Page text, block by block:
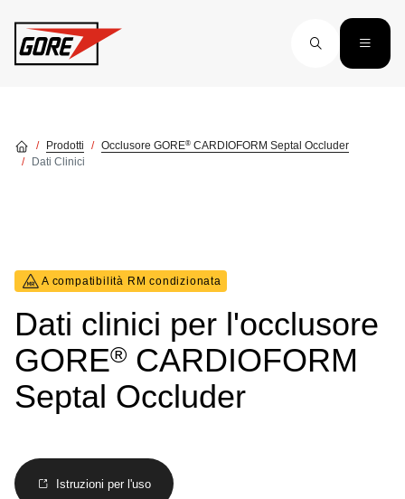
Prodotti Occlusore GORE® CARDIOFORM Septal Occluder
Dati Clinici
A compatibilità RM condizionata
Dati clinici per l'occlusore
GORE® CARDIOFORM
Septal Occluder
Istruzioni per l'uso